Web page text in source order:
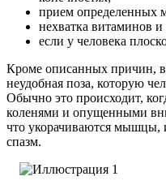
прием определенных
нехватка витаминов
если у человека
Кроме описанных причин,
неудобная поза, которую
Обычно это происходит,
коленями и опущенными
что укорачиваются мышцы,
спазм.